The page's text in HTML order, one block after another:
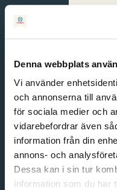
Denna webbplats
Vi använder
och annonserna till
för sociala medier och
vidarebefordrar även
information från din
annons- och
Dessa kan i sin tur
information som du har
Email address